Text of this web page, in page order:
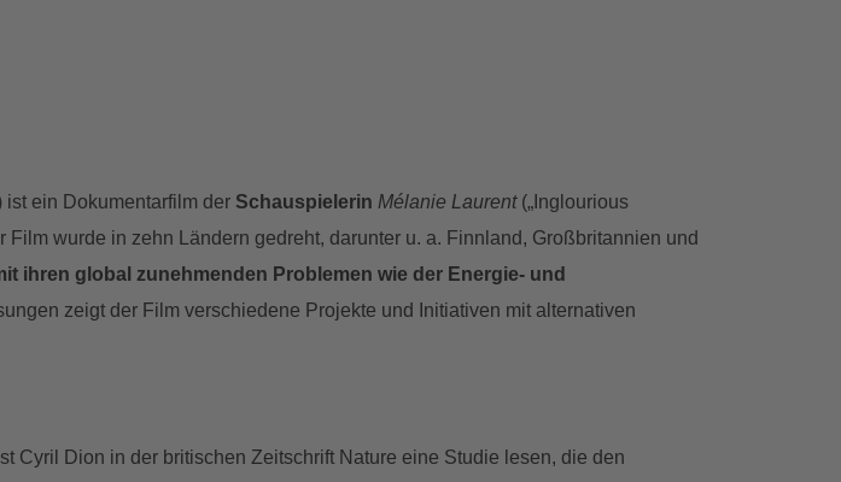
ein Dokumentarfilm der Schauspielerin Mélanie Laurent(„Inglourious
Film wurde in zehn Ländern gedreht, darunter u. a. Finnland, Großbritannien und
ihren global zunehmenden Problemen wie der Energie- und
zeigt der Film verschiedene Projekte und Initiativen mit alternativen
Cyril Dion in der britischen Zeitschrift Nature eine Studie lesen, die den